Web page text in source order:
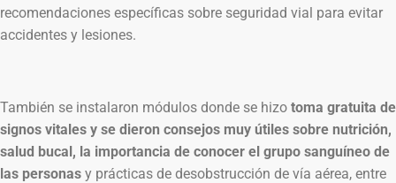
recomendaciones específicas sobre seguridad vial para evitar
accidentes y lesiones.
También se instalaron módulos donde se hizo toma gratuita de
signos vitales y se dieron consejos muy útiles sobre nutrición,
salud bucal, la importancia de conocer el grupo sanguíneo de
las personas y prácticas de desobstrucción de vía aérea, entre